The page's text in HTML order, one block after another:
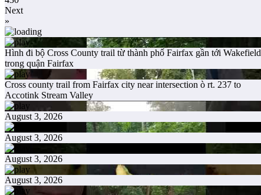
Next
»
Hình đi bộ Cross County trail từ thành phố Fairfax gần tới Wakefield
trong quận Fairfax
Cross county trail from Fairfax city near intersection ò rt. 237 to
Accotink Stream Valley
August 3, 2026
August 3, 2026
August 3, 2026
August 3, 2026